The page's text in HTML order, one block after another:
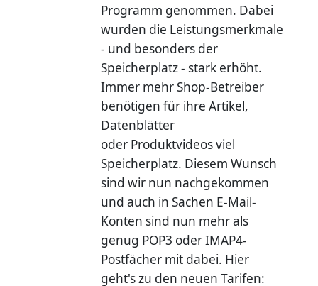
Programm genommen. Dabei
wurden die Leistungsmerkmale
- und besonders der
Speicherplatz - stark erhöht.
Immer mehr Shop-Betreiber
benötigen für ihre Artikel,
Datenblätter
oder Produktvideos viel
Speicherplatz. Diesem Wunsch
sind wir nun nachgekommen
und auch in Sachen E-Mail-
Konten sind nun mehr als
genug POP3 oder IMAP4-
Postfächer mit dabei. Hier
geht's zu den neuen Tarifen: